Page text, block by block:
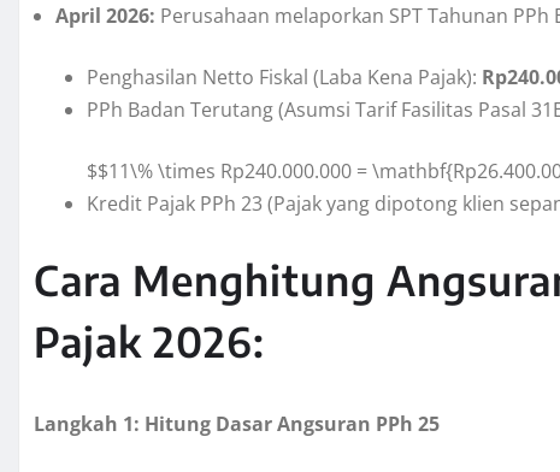
April 2026: Perusahaan melaporkan SPT Tahunan
Penghasilan Netto Fiskal (Laba Kena Pajak):
PPh Badan Terutang (Asumsi Tarif Fasilitas Pasal
$$11\% \times Rp240.000.000 =
Kredit Pajak PPh 23 (Pajak yang dipotong klien
Cara Menghitung
Pajak 2026:
Langkah 1: Hitung Dasar Angsuran PPh 25